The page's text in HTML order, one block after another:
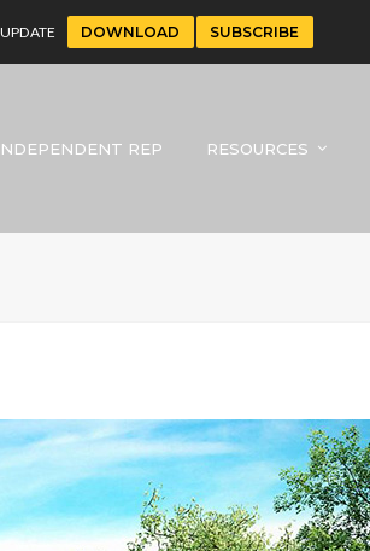
DOWNLOAD SUBSCRIBE
REP RESOURCES